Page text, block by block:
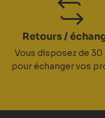
Retours /
Vous disposez de
pour échanger vos